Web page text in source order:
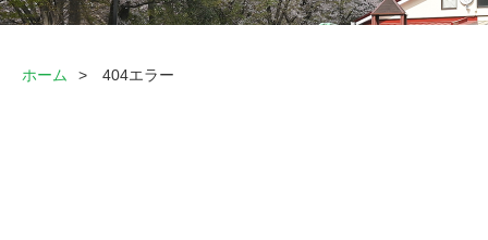
ホーム 404エラー